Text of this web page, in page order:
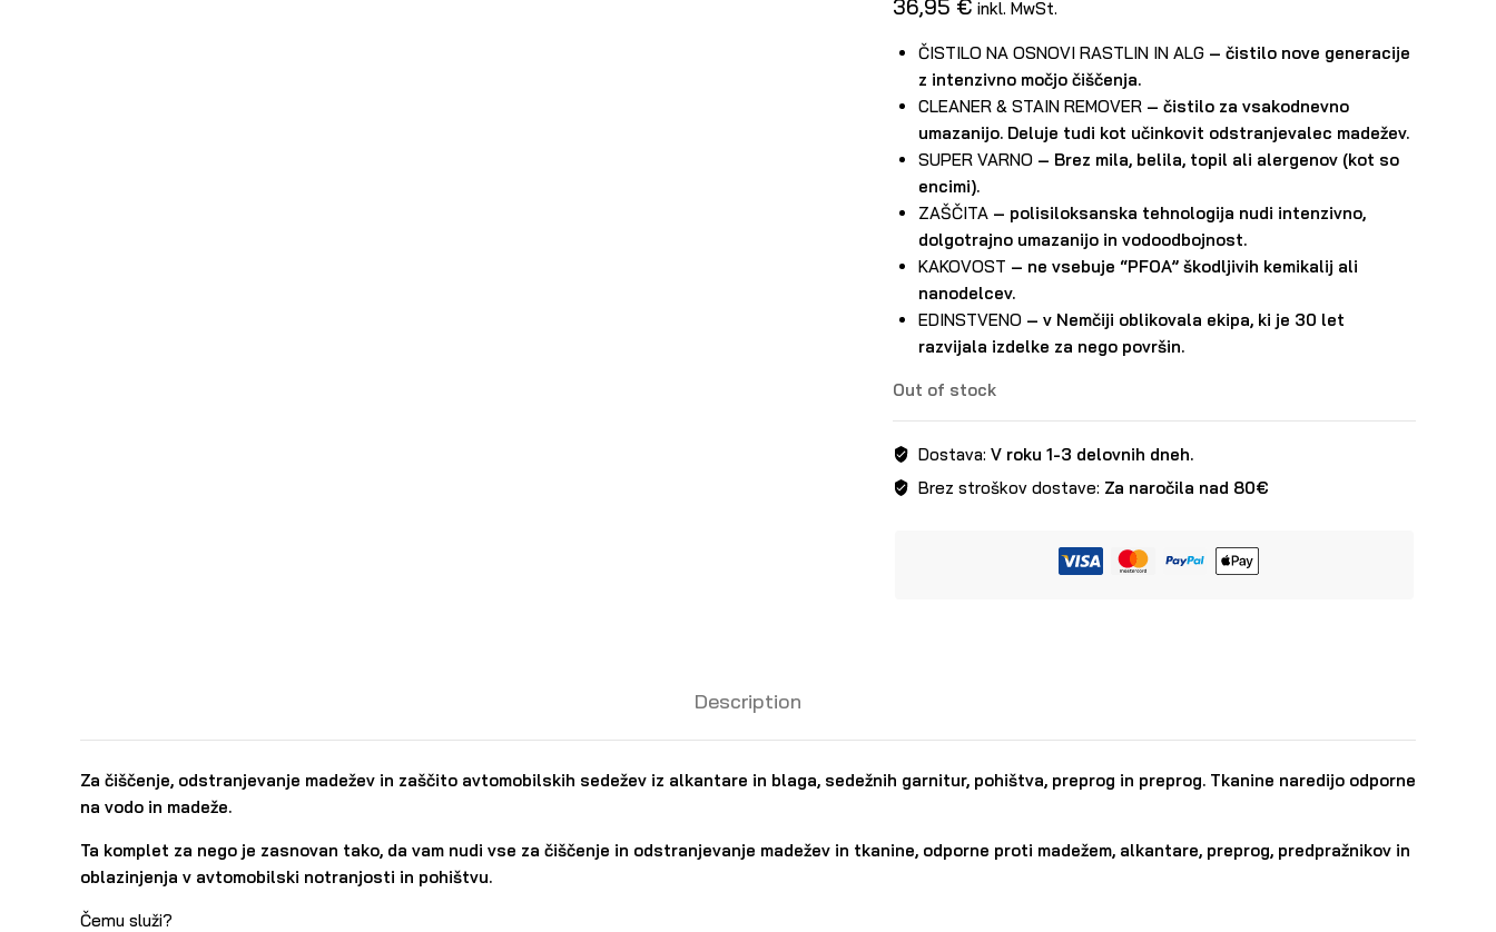
36,95 € inkl. MwSt.
ČISTILO NA OSNOVI RASTLIN IN ALG– čistilo nove generacije
z intenzivno močjo čiščenja.
CLEANER & STAIN REMOVER– čistilo za vsakodnevno
umazanijo. Deluje tudi kot učinkovit odstranjevalec madežev.
SUPER VARNO– Brez mila, belila, topil ali alergenov (kot so
encimi).
ZAŠČITA– polisiloksanska tehnologija nudi intenzivno,
dolgotrajno umazanijo in vodoodbojnost.
KAKOVOST – ne vsebuje “PFOA” škodljivih kemikalij ali
nanodelcev.
EDINSTVENO– v Nemčiji oblikovala ekipa, ki je 30 let
razvijala izdelke za nego površin.
Out of stock
Dostava: V roku 1-3 delovnih dneh.
Brez stroškov dostave: Za naročila nad 80€
Description
Za čiščenje, odstranjevanje madežev in zaščito avtomobilskih sedežev iz alkantare in blaga, sedežnih garnitur, pohištva, preprog in preprog. Tkanine naredijo odporne
na vodo in madeže.
Ta komplet za nego je zasnovan tako, da vam nudi vse za čiščenje in odstranjevanje madežev in tkanine, odporne proti madežem, alkantare, preprog, predpražnikov in
oblazinjenja v avtomobilski notranjosti in pohištvu.
Čemu služi?